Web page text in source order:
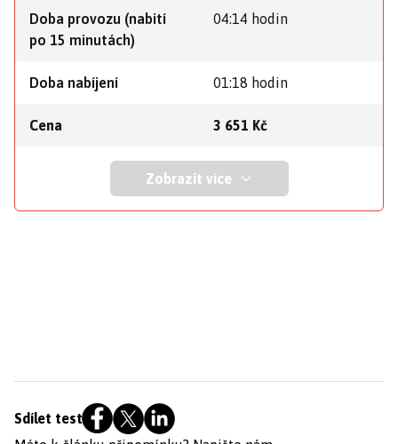
Doba provozu (nabití
po 15 minutách)
04:14 hodin
Doba nabíjení 01:18 hodin
Cena 3 651 Kč
Zobrazit více
Sdílet test